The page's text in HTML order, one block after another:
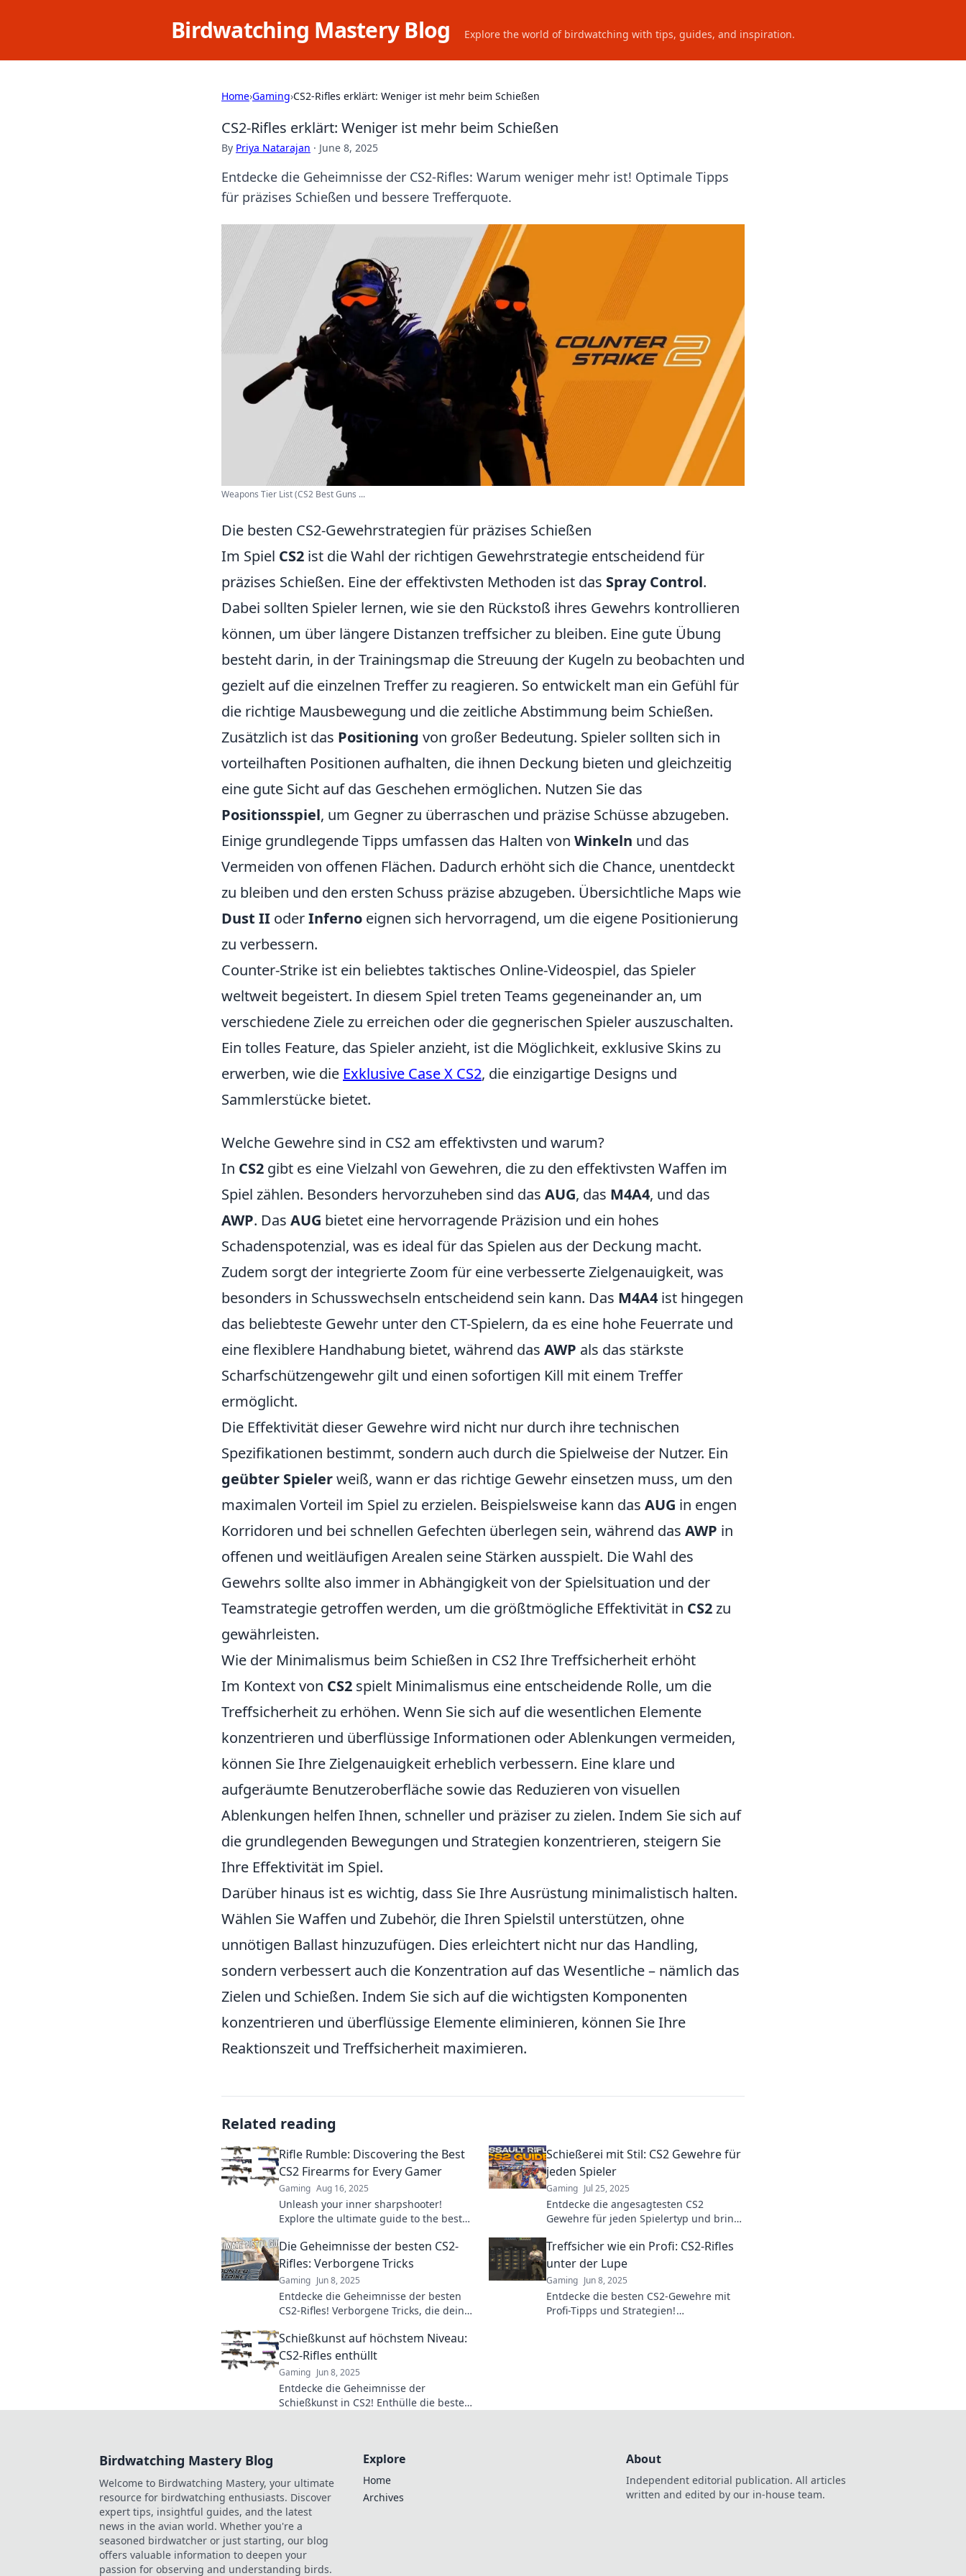
Birdwatching Mastery Blog Explore the world of birdwatching with tips, guides, and inspiration.
Home›Gaming›CS2-Rifles erklärt: Weniger ist mehr beim Schießen
CS2-Rifles erklärt: Weniger ist mehr beim Schießen
By Priya Natarajan · June 8, 2025
Entdecke die Geheimnisse der CS2-Rifles: Warum weniger mehr ist! Optimale Tipps
für präzises Schießen und bessere Trefferquote.
Weapons Tier List (CS2 Best Guns ...
Die besten CS2-Gewehrstrategien für präzises Schießen
Im Spiel CS2 ist die Wahl der richtigen Gewehrstrategie entscheidend für
präzises Schießen. Eine der effektivsten Methoden ist das Spray Control.
Dabei sollten Spieler lernen, wie sie den Rückstoß ihres Gewehrs kontrollieren
können, um über längere Distanzen treffsicher zu bleiben. Eine gute Übung
besteht darin, in der Trainingsmap die Streuung der Kugeln zu beobachten und
gezielt auf die einzelnen Treffer zu reagieren. So entwickelt man ein Gefühl für
die richtige Mausbewegung und die zeitliche Abstimmung beim Schießen.
Zusätzlich ist das Positioning von großer Bedeutung. Spieler sollten sich in
vorteilhaften Positionen aufhalten, die ihnen Deckung bieten und gleichzeitig
eine gute Sicht auf das Geschehen ermöglichen. Nutzen Sie das
Positionsspiel, um Gegner zu überraschen und präzise Schüsse abzugeben.
Einige grundlegende Tipps umfassen das Halten von Winkeln und das
Vermeiden von offenen Flächen. Dadurch erhöht sich die Chance, unentdeckt
zu bleiben und den ersten Schuss präzise abzugeben. Übersichtliche Maps wie
Dust II oderInferno eignen sich hervorragend, um die eigene Positionierung
zu verbessern.
Counter-Strike ist ein beliebtes taktisches Online-Videospiel, das Spieler
weltweit begeistert. In diesem Spiel treten Teams gegeneinander an, um
verschiedene Ziele zu erreichen oder die gegnerischen Spieler auszuschalten.
Ein tolles Feature, das Spieler anzieht, ist die Möglichkeit, exklusive Skins zu
erwerben, wie die Exklusive Case X CS2, die einzigartige Designs und
Sammlerstücke bietet.
Welche Gewehre sind in CS2 am effektivsten und warum?
In CS2 gibt es eine Vielzahl von Gewehren, die zu den effektivsten Waffen im
Spiel zählen. Besonders hervorzuheben sind das AUG, das M4A4, und das
AWP. Das AUG bietet eine hervorragende Präzision und ein hohes
Schadenspotenzial, was es ideal für das Spielen aus der Deckung macht.
Zudem sorgt der integrierte Zoom für eine verbesserte Zielgenauigkeit, was
besonders in Schusswechseln entscheidend sein kann. Das M4A4 ist hingegen
das beliebteste Gewehr unter den CT-Spielern, da es eine hohe Feuerrate und
eine flexiblere Handhabung bietet, während das AWP als das stärkste
Scharfschützengewehr gilt und einen sofortigen Kill mit einem Treffer
ermöglicht.
Die Effektivität dieser Gewehre wird nicht nur durch ihre technischen
Spezifikationen bestimmt, sondern auch durch die Spielweise der Nutzer. Ein
geübter Spielerweiß, wann er das richtige Gewehr einsetzen muss, um den
maximalen Vorteil im Spiel zu erzielen. Beispielsweise kann das AUG in engen
Korridoren und bei schnellen Gefechten überlegen sein, während das AWP in
offenen und weitläufigen Arealen seine Stärken ausspielt. Die Wahl des
Gewehrs sollte also immer in Abhängigkeit von der Spielsituation und der
Teamstrategie getroffen werden, um die größtmögliche Effektivität in CS2zu
gewährleisten.
Wie der Minimalismus beim Schießen in CS2 Ihre Treffsicherheit erhöht
Im Kontext von CS2 spielt Minimalismus eine entscheidende Rolle, um die
Treffsicherheit zu erhöhen. Wenn Sie sich auf die wesentlichen Elemente
konzentrieren und überflüssige Informationen oder Ablenkungen vermeiden,
können Sie Ihre Zielgenauigkeit erheblich verbessern. Eine klare und
aufgeräumte Benutzeroberfläche sowie das Reduzieren von visuellen
Ablenkungen helfen Ihnen, schneller und präziser zu zielen. Indem Sie sich auf
die grundlegenden Bewegungen und Strategien konzentrieren, steigern Sie
Ihre Effektivität im Spiel.
Darüber hinaus ist es wichtig, dass Sie Ihre Ausrüstung minimalistisch halten.
Wählen Sie Waffen und Zubehör, die Ihren Spielstil unterstützen, ohne
unnötigen Ballast hinzuzufügen. Dies erleichtert nicht nur das Handling,
sondern verbessert auch die Konzentration auf das Wesentliche – nämlich das
Zielen und Schießen. Indem Sie sich auf die wichtigsten Komponenten
konzentrieren und überflüssige Elemente eliminieren, können Sie Ihre
Reaktionszeit und Treffsicherheit maximieren.
Related reading
Rifle Rumble: Discovering the Best
CS2 Firearms for Every Gamer
Gaming Aug 16, 2025
Unleash your inner sharpshooter!
Explore the ultimate guide to the best
dominate the battlefield.
Schießerei mit Stil: CS2 Gewehre für
jeden Spieler
Gaming Jul 25, 2025
Entdecke die angesagtesten CS2
Gewehre für jeden Spielertyp und bring
Die Geheimnisse der besten CS2-
Rifles: Verborgene Tricks
Gaming Jun 8, 2025
Entdecke die Geheimnisse der besten
CS2-Rifles! Verborgene Tricks, die deinen
und mehr erfahren!
Treffsicher wie ein Profi: CS2-Rifles
unter der Lupe
Gaming Jun 8, 2025
Entdecke die besten CS2-Gewehre mit
Profi-Tipps und Strategien!
Schießkunst auf höchstem Niveau:
CS2-Rifles enthüllt
Gaming Jun 8, 2025
Entdecke die Geheimnisse der
Schießkunst in CS2! Enthülle die besten
Birdwatching Mastery Blog
Welcome to Birdwatching Mastery, your ultimate
resource for birdwatching enthusiasts. Discover
expert tips, insightful guides, and the latest
news in the avian world. Whether you're a
seasoned birdwatcher or just starting, our blog
offers valuable information to deepen your
passion for observing and understanding birds.
Explore
Home
Archives
About
Independent editorial publication. All articles
written and edited by our in-house team.